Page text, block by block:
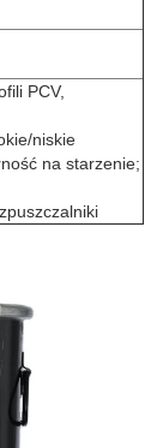
PCV,
niskie
na starzenie;